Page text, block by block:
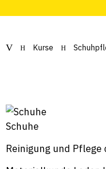
Kurse
Schuhe
Reinigung und Pflege